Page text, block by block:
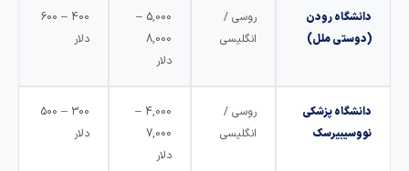
دانشگاه رودن
(دوستی ملل)
روسی /
انگلیسی
5,000 –
8,000
400 – 600
دانشگاه پزشکی
نووسیبیرسک
روسی /
انگلیسی
4,000 –
7,000
300 – 500